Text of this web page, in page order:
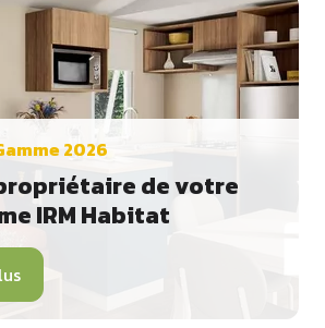
2026
de votre
IRM Habitat